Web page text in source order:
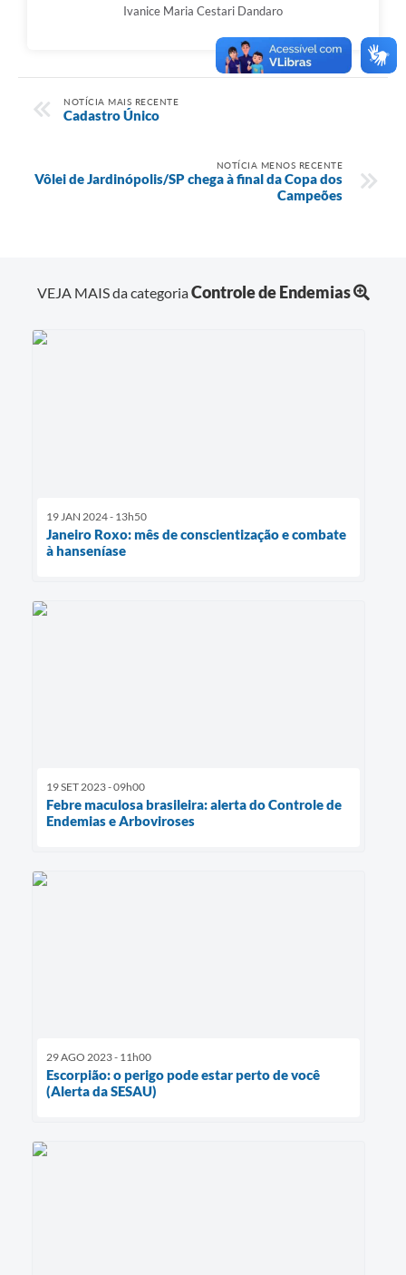
Ivanice Maria Cestari Dandaro
NOTÍCIA MAIS RECENTE
Cadastro Único
NOTÍCIA MENOS RECENTE
Vôlei de Jardinópolis/SP chega à final da Copa dos
Campeões
VEJA MAIS da categoriaControle de Endemias
19 JAN 2024 - 13h50
Janeiro Roxo: mês de conscientização e combate
à hanseníase
19 SET 2023 - 09h00
Febre maculosa brasileira: alerta do Controle de
Endemias e Arboviroses
29 AGO 2023 - 11h00
Escorpião: o perigo pode estar perto de você
(Alerta da SESAU)